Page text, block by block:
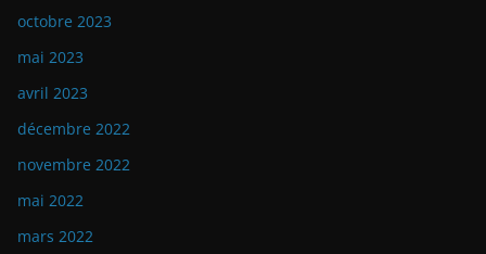
octobre 2023
mai 2023
avril 2023
décembre 2022
novembre 2022
mai 2022
mars 2022